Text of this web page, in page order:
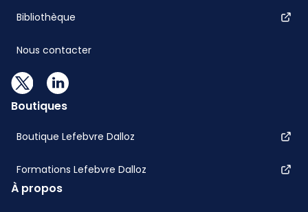
Bibliothèque
Nous contacter
Boutiques
Boutique Lefebvre Dalloz
Formations Lefebvre Dalloz
À propos